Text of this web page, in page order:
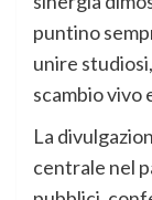
puntino
unire
scambio vivo
La
centrale nel